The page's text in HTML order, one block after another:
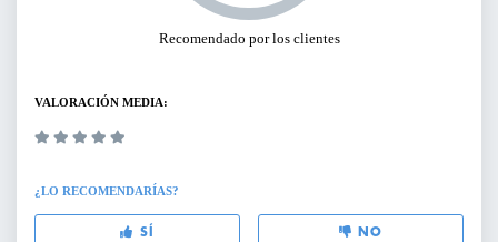
Recomendado por los clientes
VALORACIÓN MEDIA:
¿LO RECOMENDARÍAS?
SÍ NO